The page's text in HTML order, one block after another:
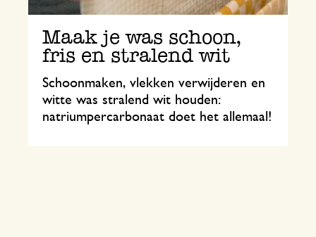
Maak je was schoon,
fris en stralend wit
Schoonmaken, vlekken verwijderen en
witte was stralend wit houden:
natriumpercarbonaat doet het allemaal!